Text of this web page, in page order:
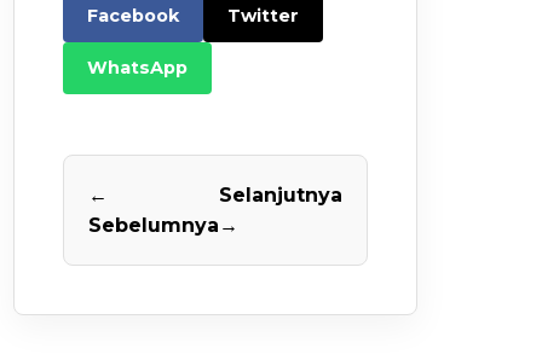
Facebook Twitter
WhatsApp
←
Sebelumnya
Selanjutnya
→